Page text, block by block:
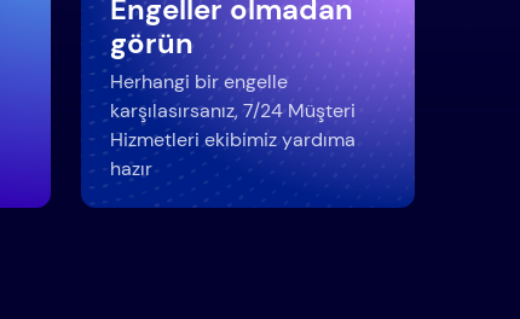
Engeller olmadan
görün
Herhangi bir engelle
karşılasırsanız, 7/24 Müşteri
Hizmetleri ekibimiz yardıma
hazır